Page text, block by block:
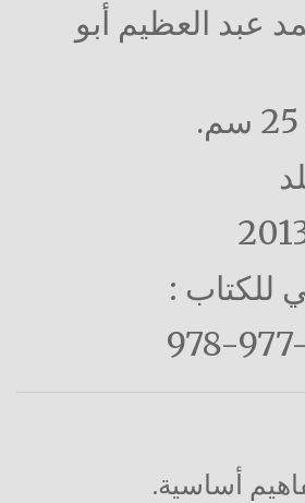
عبد العظيم أبو
للكتاب :
978-
أساسية.